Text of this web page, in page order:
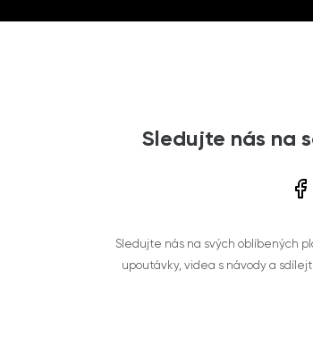
Sledujte nás na
Sledujte nás na svých oblíbených
upoutávky, videa s návody a